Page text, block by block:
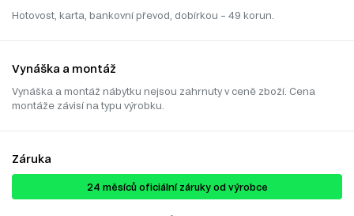
Hotovost, karta, bankovní převod, dobírkou – 49 korun.
Vynáška a montáž
Vynáška a montáž nábytku nejsou zahrnuty v ceně zboží. Cena
montáže závisí na typu výrobku.
Záruka
24 ​​​​měsíců oficiální záruky od výrobce